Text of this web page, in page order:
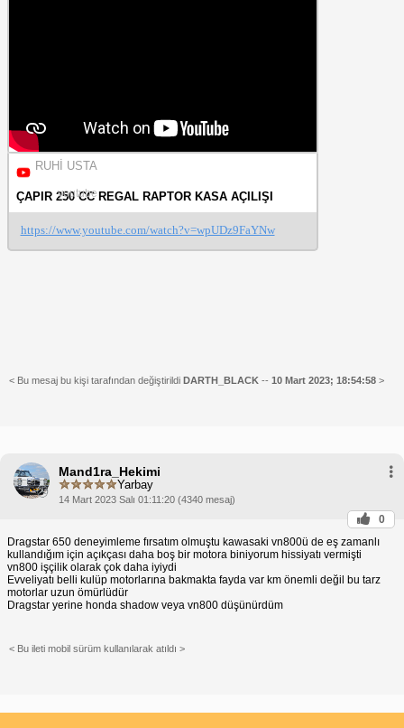
RUHİ USTA
youtube
ÇAPIR 250 CC REGAL RAPTOR KASA AÇILIŞI
https://www.youtube.com/watch?v=wpUDz9FaYNw
< Bu mesaj bu kişi tarafından değiştirildi DARTH_BLACK -- 10 Mart 2023; 18:54:58 >
Mand1ra_Hekimi
Yarbay
14 Mart 2023 Salı 01:11:20 (4340 mesaj)
0
Dragstar 650 deneyimleme fırsatım olmuştu kawasaki vn800ü de eş zamanlı
kullandığım için açıkçası daha boş bir motora biniyorum hissiyatı vermişti
vn800 işçilik olarak çok daha iyiydi
Evveliyatı belli kulüp motorlarına bakmakta fayda var km önemli değil bu tarz
motorlar uzun ömürlüdür
Dragstar yerine honda shadow veya vn800 düşünürdüm
< Bu ileti mobil sürüm kullanılarak atıldı >